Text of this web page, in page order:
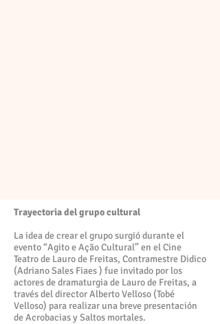
Trayectoria del grupo cultural
La idea de crear el grupo surgió durante el
evento “Agito e Ação Cultural” en el Cine
Teatro de Lauro de Freitas, Contramestre Didico
(Adriano Sales Fiaes ) fue invitado por los
actores de dramaturgia de Lauro de Freitas, a
través del director Alberto Velloso (Tobé
Velloso) para realizar una breve presentación
de Acrobacias y Saltos mortales.